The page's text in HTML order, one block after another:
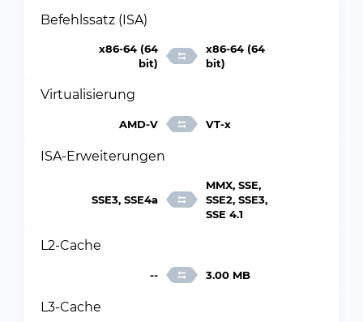
Befehlssatz (ISA)
x86-64 (64
bit)
x86-64 (64
bit)
Virtualisierung
AMD-V VT-x
ISA-Erweiterungen
SSE3, SSE4a
MMX, SSE,
SSE2, SSE3,
SSE 4.1
L2-Cache
-- 3.00 MB
L3-Cache